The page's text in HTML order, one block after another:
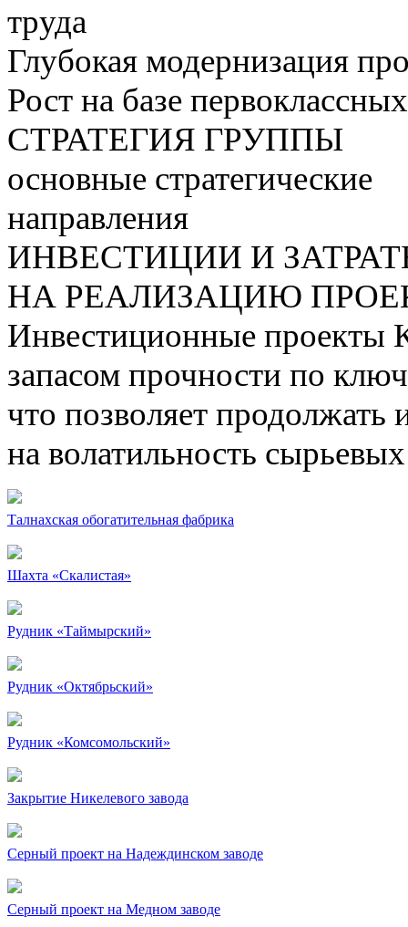
труда
Глубокая модернизация
Рост на базе
СТРАТЕГИЯ ГРУППЫ
основные стратегические
направления
ИНВЕСТИЦИИ И
НА РЕАЛИЗАЦИЮ
Инвестиционные проекты
запасом прочности по
что позволяет продолжать
на волатильность
Талнахская обогатительная фабрика
Шахта «Скалистая»
Рудник «Таймырский»
Рудник «Октябрьский»
Рудник «Комсомольский»
Закрытие Никелевого завода
Серный проект на Надеждинском заводе
Серный проект на Медном заводе